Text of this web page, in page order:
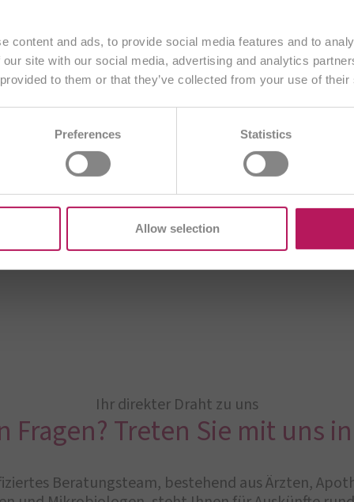
content and ads, to provide social media features and to
site with our social media, advertising and analytics
to them or that they’ve collected from your use of
Preferences Statistics
Allow selection
fordert unsere Abwehrkräfte und verlangt
zu wenig Ballaststoffen trägt außerdem dazu bei,
Luft, fehlt unserem Organismus häufig das wichtige
am Boden.
immer dann, wenn die Abwehrkräfte des Körpers
Ihr direkter Draht zu uns
Fragen? Treten Sie mit uns
Beratungsteam, bestehend aus Ärzten,
Fortfahren
Anderes Land wählen
BE/NL BG
ES GB